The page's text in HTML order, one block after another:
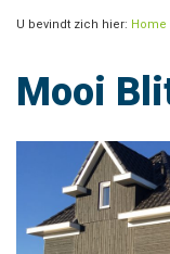
U bevindt zich hier: Home
Mooi